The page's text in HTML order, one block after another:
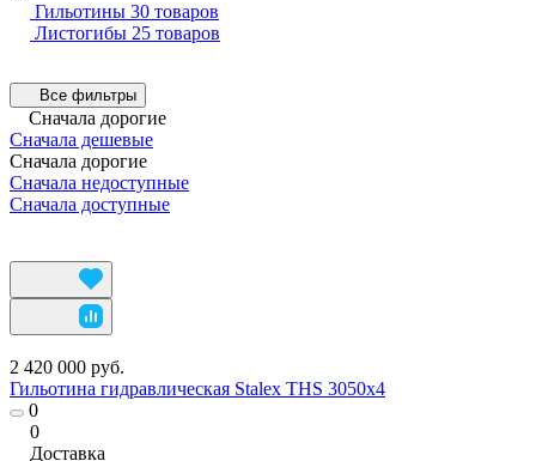
Гильотины 30 товаров
Листогибы 25 товаров
Все фильтры
Сначала дорогие
Сначала дешевые
Сначала дорогие
Сначала недоступные
Сначала доступные
2 420 000 руб.
Гильотина гидравлическая Stalex THS 3050х4
0
0
Доставка